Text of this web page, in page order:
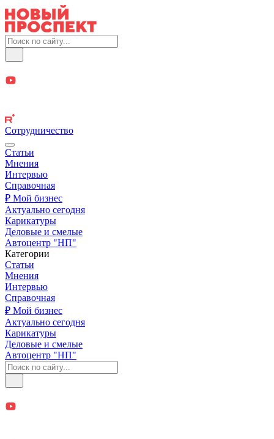
Сотрудничество
Статьи
Мнения
Интервью
Справочная
₽ Мой бизнес
Актуально сегодня
Карикатуры
Деловые и смелые
Автоцентр "НП"
Категории
Статьи
Мнения
Интервью
Справочная
₽ Мой бизнес
Актуально сегодня
Карикатуры
Деловые и смелые
Автоцентр "НП"